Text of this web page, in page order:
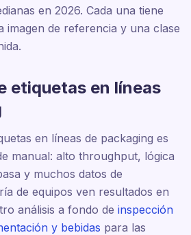
en 2026. Cada una tiene
imagen de referencia y una clase
etiquetas en líneas
en líneas de packaging es
manual: alto throughput, lógica
y muchos datos de
de equipos ven resultados en
análisis a fondo de inspección
y bebidas para las